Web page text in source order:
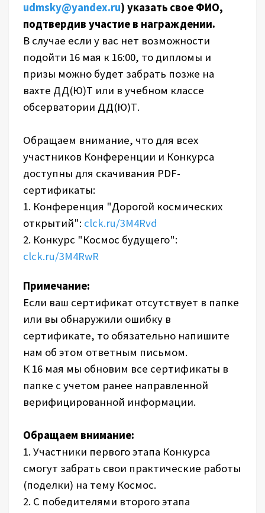
udmsky@yandex.ru) указать свое ФИО,
подтвердив участие в награждении.
В случае если у вас нет возможности
подойти 16 мая к 16:00, то дипломы и
призы можно будет забрать позже на
вахте ДД(Ю)Т или в учебном классе
обсерватории ДД(Ю)Т.
Обращаем внимание, что для всех
участников Конференции и Конкурса
доступны для скачивания PDF-
сертификаты:
1. Конференция "Дорогой космических
открытий": clck.ru/3M4Rvd
2. Конкурс "Космос будущего":
clck.ru/3M4RwR
Примечание:
Если ваш сертификат отсутствует в папке
или вы обнаружили ошибку в
сертификате, то обязательно напишите
нам об этом ответным письмом.
К 16 мая мы обновим все сертификаты в
папке с учетом ранее направленной
верифицированной информации.
Обращаем внимание:
1. Участники первого этапа Конкурса
смогут забрать свои практические работы
(поделки) на тему Космос.
2. С победителями второго этапа